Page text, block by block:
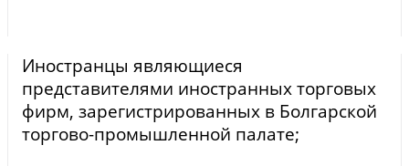
Иностранцы являющиеся
представителями иностранных торговых
фирм, зарегистрированных в Болгарской
торгово-промышленной палате;